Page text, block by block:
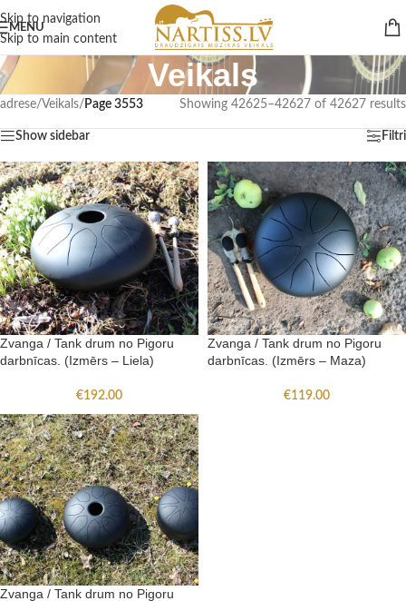
Skip to navigation
Skip to main content
MENU
Veikals
adrese/Veikals/ Page 3553 Showing 42625–42627 of 42627 results
Show sidebar Filtri
Zvanga / Tank drum no Pigoru
darbnīcas. (Izmērs – Liela)
€192.00
Zvanga / Tank drum no Pigoru
darbnīcas. (Izmērs – Maza)
€119.00
Zvanga / Tank drum no Pigoru